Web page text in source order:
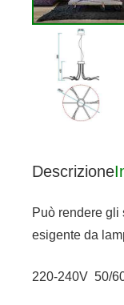
Descrizione
Può rendere gli
esigente da
220-240V 50/